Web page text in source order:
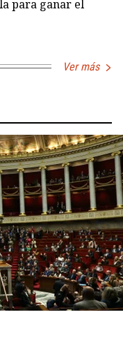
para ganar el
Ver más